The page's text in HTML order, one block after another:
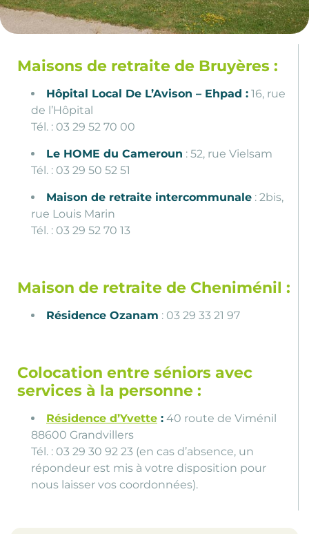
Maisons de retraite de Bruyères :
Hôpital Local De L’Avison – Ehpad : 16, rue
de l’Hôpital
Tél. : 03 29 52 70 00
Le HOME du Cameroun : 52, rue Vielsam
Tél. : 03 29 50 52 51
Maison de retraite intercommunale : 2bis,
rue Louis Marin
Tél. : 03 29 52 70 13
Maison de retraite de Cheniménil :
Résidence Ozanam : 03 29 33 21 97
Colocation entre séniors avec
services à la personne :
Résidence d’Yvette : 40 route de Viménil
88600 Grandvillers
Tél. : 03 29 30 92 23 (en cas d’absence, un
répondeur est mis à votre disposition pour
nous laisser vos coordonnées).